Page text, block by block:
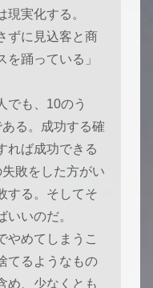
実化する。
ずに見込客と商
踊っている」
でも、10のう
る。成功する確
れば成功できる
敗をした方がい
する。そしてそ
いのだ。
やめてしまうこ
てるようなもの
め、少なくとも